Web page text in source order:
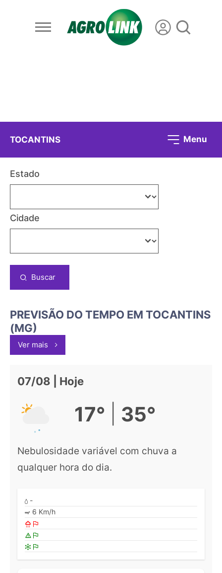
TOCANTINS Menu
Estado
Cidade
Buscar
PREVISÃO DO TEMPO EM TOCANTINS
(MG)
Ver mais
07/08 | Hoje
17° 35°
Nebulosidade variável com chuva a
qualquer hora do dia.
-
6 Km/h